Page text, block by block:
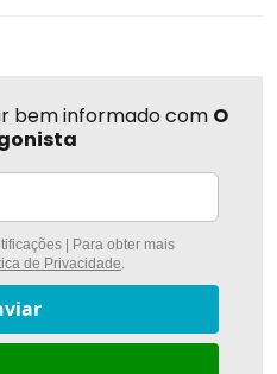
bem informado com O
| Para obter mais
de Privacidade.